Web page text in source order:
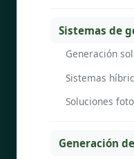
Sistemas de
Generación
Sistemas
Soluciones
Generación